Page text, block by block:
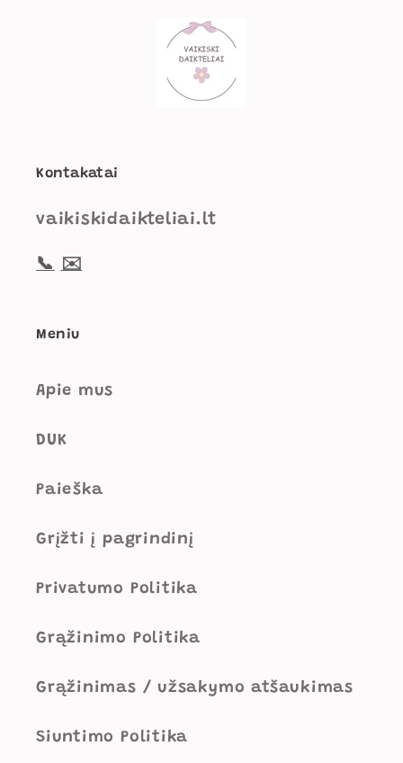
Kontakatai
vaikiskidaikteliai.lt
📞 ✉️
Meniu
Apie mus
DUK
Paieška
Grįžti į pagrindinį
Privatumo Politika
Grąžinimo Politika
Grąžinimas / užsakymo atšaukimas
Siuntimo Politika